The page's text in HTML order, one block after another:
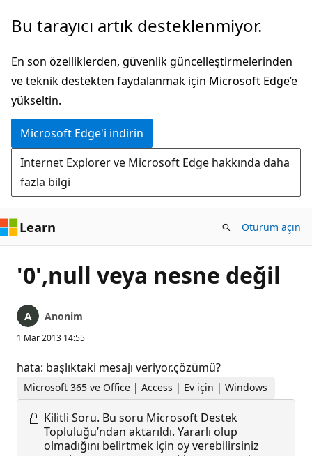
Ana
atla
Bu tarayıcı artık desteklenmiyor.
En son özelliklerden, güvenlik güncelleştirmelerinden
ve teknik destekten faydalanmak için Microsoft Edge’e
yükseltin.
Microsoft Edge'i indirin
Internet Explorer ve Microsoft Edge hakkında daha
fazla bilgi
Learn Oturum açın
'0',null veya nesne değil
Anonim
1 Mar 2013 14:55
hata: başlıktaki mesajı veriyor.çözümü?
Microsoft 365 ve Office | Access | Ev için | Windows
Kilitli Soru. Bu soru Microsoft Destek
Topluluğu’ndan aktarıldı. Yararlı olup
olmadığını belirtmek için oy verebilirsiniz